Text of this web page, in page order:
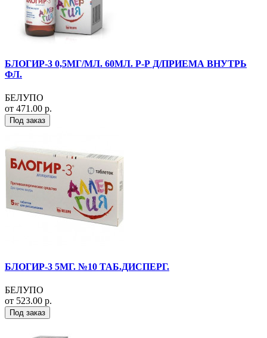
БЛОГИР-3 0,5МГ/МЛ. 60МЛ. Р-Р Д/ПРИЕМА ВНУТРЬ
ФЛ.
БЕЛУПО
от 471.00 р.
Под заказ
БЛОГИР-3 5МГ. №10 ТАБ.ДИСПЕРГ.
БЕЛУПО
от 523.00 р.
Под заказ